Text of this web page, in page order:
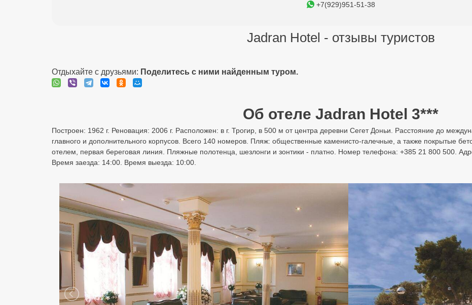
+7(929)951-51-38
Jadran Hotel - отзывы туристов
Отдыхайте с друзьями: Поделитесь с ними найденным туром.
Об отеле Jadran Hotel 3***
Построен: 1962 г. Реновация: 2006 г. Расположен: в г. Трогир, в 500 м от центра деревни Сегет Доньи. Расстояние до
главного и дополнительного корпусов. Всего 140 номеров. Пляж: общественные каменисто-галечные, а также покрытые
отелем, первая береговая линия. Пляжные полотенца, шезлонги и зонтики - платно. Номер телефона: +385 21 800 500.
Время заезда: 14:00. Время выезда: 10:00.